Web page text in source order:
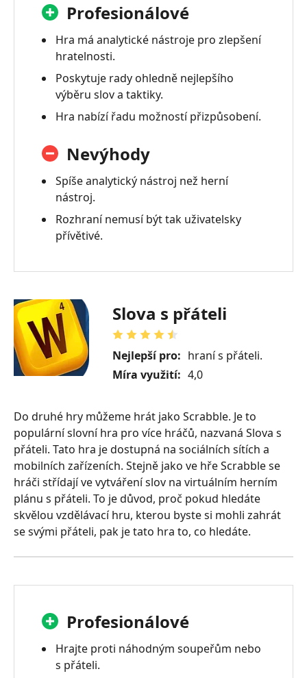
Profesionálové
Hra má analytické nástroje pro zlepšení
hratelnosti.
Poskytuje rady ohledně nejlepšího
výběru slov a taktiky.
Hra nabízí řadu možností přizpůsobení.
Nevýhody
Spíše analytický nástroj než herní
nástroj.
Rozhraní nemusí být tak uživatelsky
přívětivé.
Slova s přáteli
Nejlepší pro: hraní s přáteli.
Míra využití: 4,0
Do druhé hry můžeme hrát jako Scrabble. Je to
populární slovní hra pro více hráčů, nazvaná Slova s
přáteli. Tato hra je dostupná na sociálních sítích a
mobilních zařízeních. Stejně jako ve hře Scrabble se
hráči střídají ve vytváření slov na virtuálním herním
plánu s přáteli. To je důvod, proč pokud hledáte
skvělou vzdělávací hru, kterou byste si mohli zahrát
se svými přáteli, pak je tato hra to, co hledáte.
Profesionálové
Hrajte proti náhodným soupeřům nebo
s přáteli.